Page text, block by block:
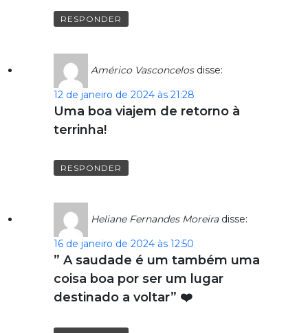
RESPONDER
Américo Vasconcelos disse:
12 de janeiro de 2024 às 21:28
Uma boa viajem de retorno à
terrinha!
RESPONDER
Heliane Fernandes Moreira disse:
16 de janeiro de 2024 às 12:50
” A saudade é um também uma
coisa boa por ser um lugar
destinado a voltar” ❤️